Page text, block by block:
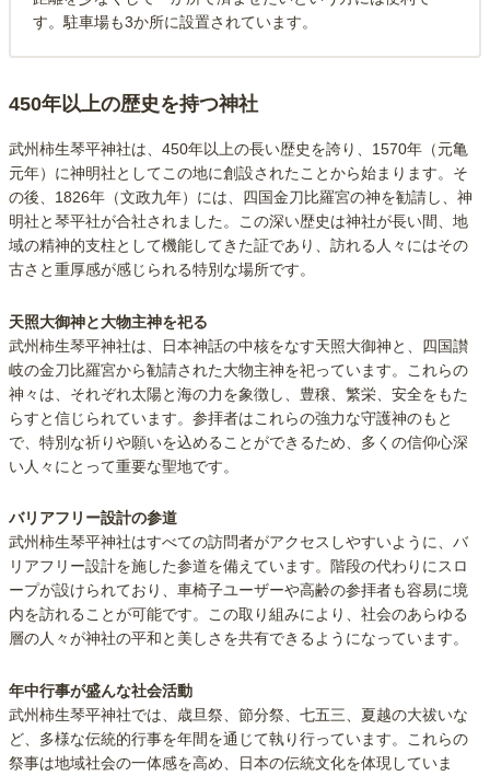
す。駐車場も3か所に設置されています。
450年以上の歴史を持つ神社
武州柿生琴平神社は、450年以上の長い歴史を誇り、1570年（元亀
元年）に神明社としてこの地に創設されたことから始まります。そ
の後、1826年（文政九年）には、四国金刀比羅宮の神を勧請し、神
明社と琴平社が合社されました。この深い歴史は神社が長い間、地
域の精神的支柱として機能してきた証であり、訪れる人々にはその
古さと重厚感が感じられる特別な場所です。
天照大御神と大物主神を祀る
武州柿生琴平神社は、日本神話の中核をなす天照大御神と、四国讃
岐の金刀比羅宮から勧請された大物主神を祀っています。これらの
神々は、それぞれ太陽と海の力を象徴し、豊穣、繁栄、安全をもた
らすと信じられています。参拝者はこれらの強力な守護神のもと
で、特別な祈りや願いを込めることができるため、多くの信仰心深
い人々にとって重要な聖地です。
バリアフリー設計の参道
武州柿生琴平神社はすべての訪問者がアクセスしやすいように、バ
リアフリー設計を施した参道を備えています。階段の代わりにスロ
ープが設けられており、車椅子ユーザーや高齢の参拝者も容易に境
内を訪れることが可能です。この取り組みにより、社会のあらゆる
層の人々が神社の平和と美しさを共有できるようになっています。
年中行事が盛んな社会活動
武州柿生琴平神社では、歳旦祭、節分祭、七五三、夏越の大祓いな
ど、多様な伝統的行事を年間を通じて執り行っています。これらの
祭事は地域社会の一体感を高め、日本の伝統文化を体現していま